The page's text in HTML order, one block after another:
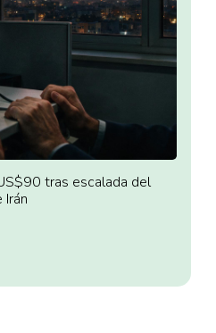
tras escalada del